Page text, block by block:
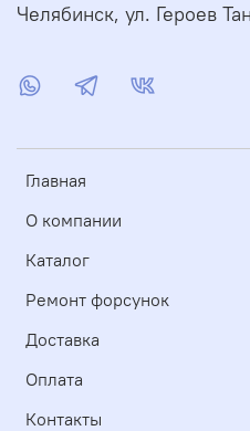
Главная
О компании
Каталог
Ремонт форсунок
Доставка
Оплата
Контакты
Челябинск, ул. Героев